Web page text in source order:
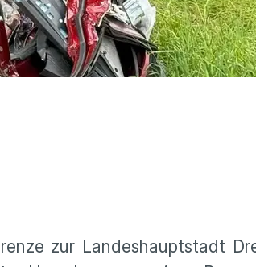
zur Landeshauptstadt